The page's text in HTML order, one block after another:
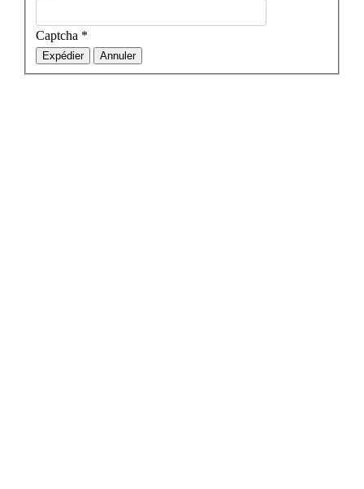
Captcha *
Expédier Annuler